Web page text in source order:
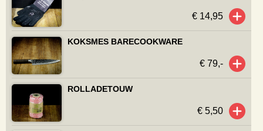
€ 14,95
KOKSMES BARECOOKWARE
€ 79,-
ROLLADETOUW
€ 5,50